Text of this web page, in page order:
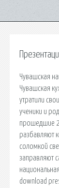
Чувашская
Чувашская
утратили
ученики и
прошедшие
разбавляют
соломкой
заправляют
download